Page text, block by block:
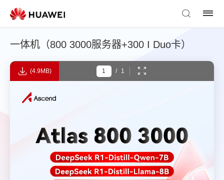
一体机（800 3000服务器+300 I Duo卡）
(4.9MB) / 1